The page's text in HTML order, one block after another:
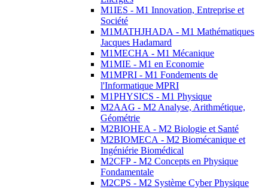
M1IES - M1 Innovation, Entreprise et
Société
M1MATHJHADA - M1 Mathématiques
Jacques Hadamard
M1MECHA - M1 Mécanique
M1MIE - M1 en Economie
M1MPRI - M1 Fondements de
l'Informatique MPRI
M1PHYSICS - M1 Physique
M2AAG - M2 Analyse, Arithmétique,
Géométrie
M2BIOHEA - M2 Biologie et Santé
M2BIOMECA - M2 Biomécanique et
Ingéniérie Biomédical
M2CFP - M2 Concepts en Physique
Fondamentale
M2CPS - M2 Système Cyber Physique